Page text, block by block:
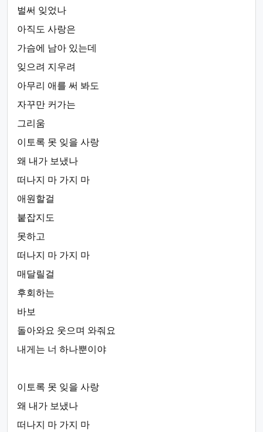
벌써 잊었나
아직도 사랑은
가슴에 남아 있는데
잊으려 지우려
아무리 애를 써 봐도
자꾸만 커가는
그리움
이토록 못 잊을 사랑
왜 내가 보냈나
떠나지 마 가지 마
애원할걸
붙잡지도
못하고
떠나지 마 가지 마
매달릴걸
후회하는
바보
돌아와요 웃으며 와줘요
내게는 너 하나뿐이야
이토록 못 잊을 사랑
왜 내가 보냈나
떠나지 마 가지 마